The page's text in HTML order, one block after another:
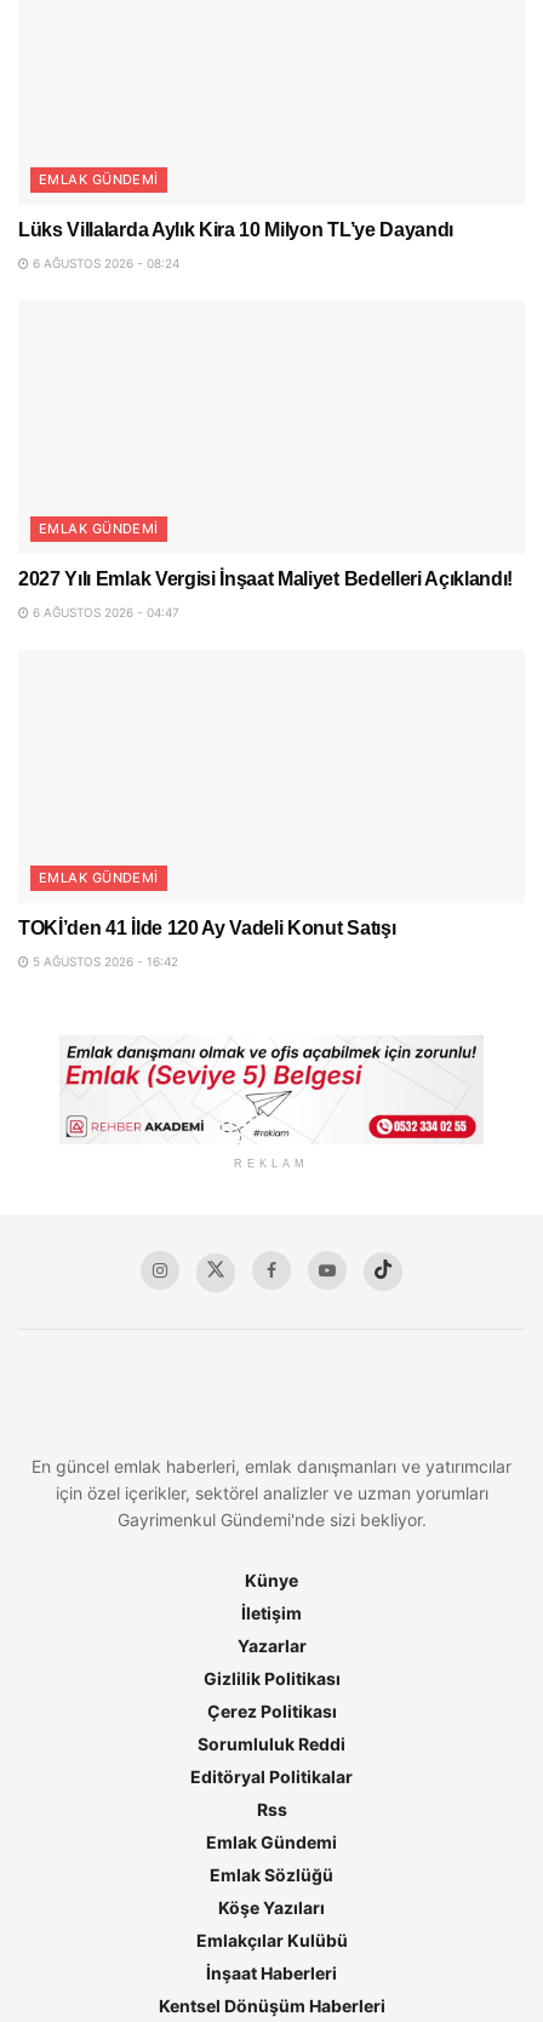
EMLAK GÜNDEMI
Lüks Villalarda Aylık Kira 10 Milyon TL’ye Dayandı
6 AĞUSTOS 2026 - 08:24
EMLAK GÜNDEMI
2027 Yılı Emlak Vergisi İnşaat Maliyet Bedelleri Açıklandı!
6 AĞUSTOS 2026 - 04:47
EMLAK GÜNDEMI
TOKİ’den 41 İlde 120 Ay Vadeli Konut Satışı
5 AĞUSTOS 2026 - 16:42
REKLAM
En güncel emlak haberleri, emlak danışmanları ve yatırımcılar
için özel içerikler, sektörel analizler ve uzman yorumları
Gayrimenkul Gündemi'nde sizi bekliyor.
Künye
İletişim
Yazarlar
Gizlilik Politikası
Çerez Politikası
Sorumluluk Reddi
Editöryal Politikalar
Rss
Emlak Gündemi
Emlak Sözlüğü
Köşe Yazıları
Emlakçılar Kulübü
İnşaat Haberleri
Kentsel Dönüşüm Haberleri